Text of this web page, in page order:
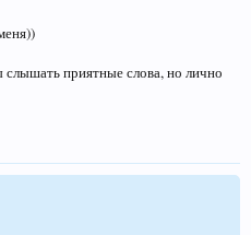
приятные слова, но лично